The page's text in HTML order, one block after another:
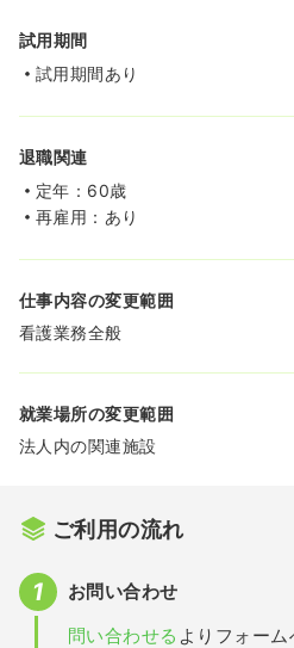
試用期間
試用期間あり
退職関連
定年：60歳
再雇用：あり
仕事内容の変更範囲
看護業務全般
就業場所の変更範囲
法人内の関連施設
ご利用の流れ
お問い合わせ
問い合わせる よりフォー